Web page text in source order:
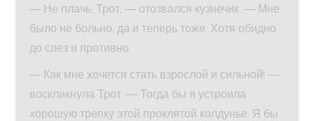
— Не плачь, Трот, — отозвался кузнечик. — Мне
было не больно, да и теперь тоже. Хотя обидно
до слез и противно.
— Как мне хочется стать взрослой и сильной! —
воскликнула Трот. — Тогда бы я устроила
хорошую трепку этой проклятой колдунье. Я бы